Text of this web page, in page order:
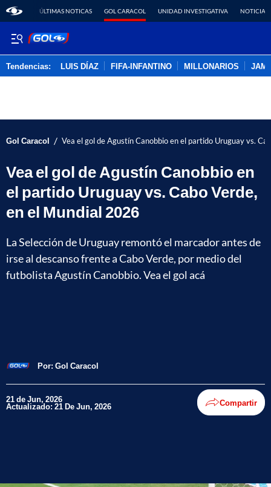
ÚLTIMAS NOTICAS GOL CARACOL UNIDAD INVESTIGATIVA NOTICIAS
Tendencias: LUIS DÍAZ FIFA-INFANTINO MILLONARIOS
Gol Caracol / Vea el gol de Agustín Canobbio en el partido Uruguay vs.
Vea el gol de Agustín Canobbio en
el partido Uruguay vs. Cabo Verde,
en el Mundial 2026
La Selección de Uruguay remontó el marcador antes de
irse al descanso frente a Cabo Verde, por medio del
futbolista Agustín Canobbio. Vea el gol acá
Por: Gol Caracol
21 de Jun, 2026
Actualizado: 21 De Jun, 2026 Compartir